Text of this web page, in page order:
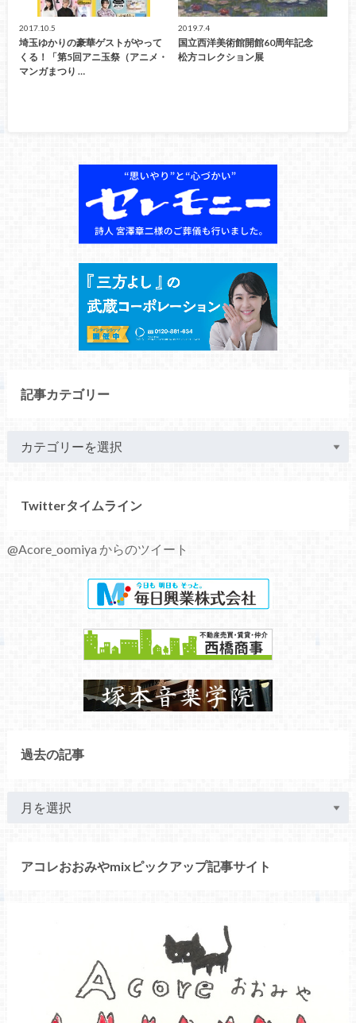
2017.10.5
埼玉ゆかりの豪華ゲストがやって
くる！「第5回アニ玉祭（アニメ・
マンガまつり …
2019.7.4
国立西洋美術館開館60周年記念
松方コレクション展
記事カテゴリー
Twitterタイムライン
@Acore_oomiya からのツイート
過去の記事
アコレおおみやmixピックアップ記事サイト